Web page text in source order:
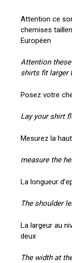
Attention ce
chemises
Européen
Attention these
shirts fit larger
Posez votre
Lay your shirt
Mesurez la
measure the
La longueur
The shoulder
La largeur au
deux
The width at